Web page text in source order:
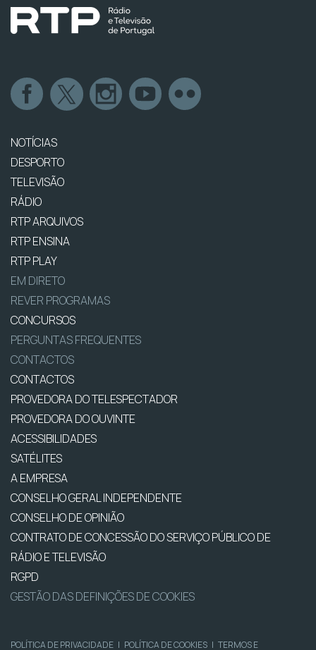
NOTÍCIAS
DESPORTO
TELEVISÃO
RÁDIO
RTP ARQUIVOS
RTP ENSINA
RTP PLAY
EM DIRETO
REVER PROGRAMAS
CONCURSOS
PERGUNTAS FREQUENTES
CONTACTOS
CONTACTOS
PROVEDORA DO TELESPECTADOR
PROVEDORA DO OUVINTE
ACESSIBILIDADES
SATÉLITES
A EMPRESA
CONSELHO GERAL INDEPENDENTE
CONSELHO DE OPINIÃO
CONTRATO DE CONCESSÃO DO SERVIÇO PÚBLICO DE
RÁDIO E TELEVISÃO
RGPD
GESTÃO DAS DEFINIÇÕES DE COOKIES
POLÍTICA DE PRIVACIDADE | POLÍTICA DE COOKIES | TERMOS E